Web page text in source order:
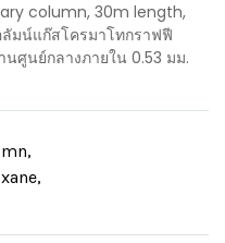
column, 30m length,
มน์แก๊สโครมาโทกราฟฟี
นศูนย์กลางภายใน 0.53 มม.
,
,